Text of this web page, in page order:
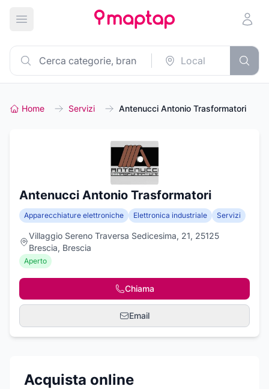
Apri menu principale
Home Servizi Antenucci Antonio Trasformatori
Antenucci Antonio Trasformatori
Apparecchiature elettroniche Elettronica industriale Servizi
Villaggio Sereno Traversa Sedicesima, 21, 25125
Brescia, Brescia
Aperto
Chiama
Email
Acquista online